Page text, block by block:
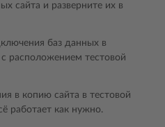
сайта и разверните их в
баз данных в
с расположением тестовой
в копию сайта в тестовой
работает как нужно.